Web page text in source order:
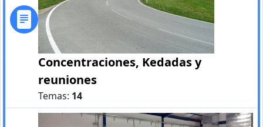
Concentraciones, Kedadas y
reuniones
Temas: 14